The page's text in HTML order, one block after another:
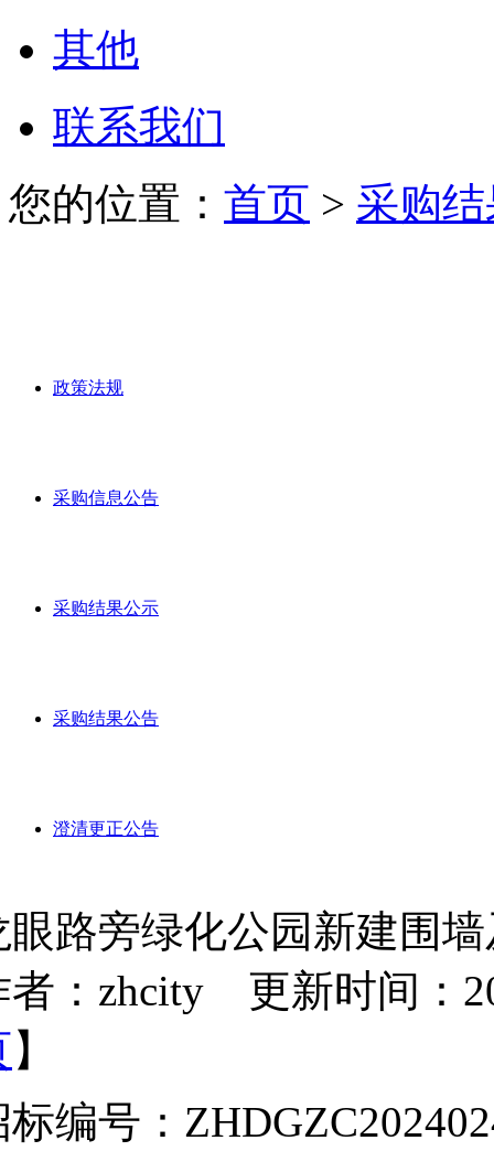
其他
联系我们
您的位置： 首页 > 采购
政策法规
采购信息公告
采购结果公示
采购结果公告
澄清更正公告
眼路旁绿化公园新建围
者：zhcity 更新时间：
】
编号：